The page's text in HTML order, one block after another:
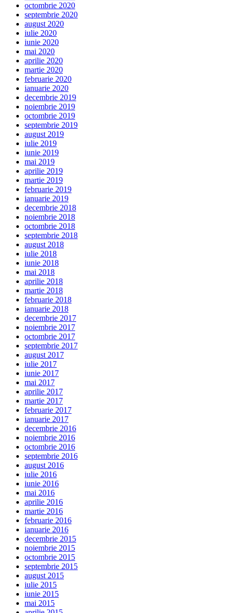
octombrie 2020
septembrie 2020
august 2020
iulie 2020
iunie 2020
mai 2020
aprilie 2020
martie 2020
februarie 2020
ianuarie 2020
decembrie 2019
noiembrie 2019
octombrie 2019
septembrie 2019
august 2019
iulie 2019
iunie 2019
mai 2019
aprilie 2019
martie 2019
februarie 2019
ianuarie 2019
decembrie 2018
noiembrie 2018
octombrie 2018
septembrie 2018
august 2018
iulie 2018
iunie 2018
mai 2018
aprilie 2018
martie 2018
februarie 2018
ianuarie 2018
decembrie 2017
noiembrie 2017
octombrie 2017
septembrie 2017
august 2017
iulie 2017
iunie 2017
mai 2017
aprilie 2017
martie 2017
februarie 2017
ianuarie 2017
decembrie 2016
noiembrie 2016
octombrie 2016
septembrie 2016
august 2016
iulie 2016
iunie 2016
mai 2016
aprilie 2016
martie 2016
februarie 2016
ianuarie 2016
decembrie 2015
noiembrie 2015
octombrie 2015
septembrie 2015
august 2015
iulie 2015
iunie 2015
mai 2015